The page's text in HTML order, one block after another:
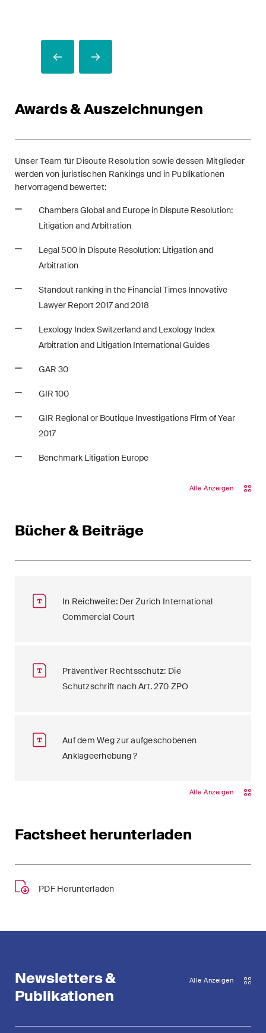
Awards & Auszeichnungen
Unser Team für Disoute Resolution sowie dessen Mitglieder
werden von juristischen Rankings und in Publikationen
hervorragend bewertet:
Chambers Global and Europe in Dispute Resolution:
Litigation and Arbitration
Legal 500 in Dispute Resolution: Litigation and
Arbitration
Standout ranking in the Financial Times Innovative
Lawyer Report 2017 and 2018
Lexology Index Switzerland and Lexology Index
Arbitration and Litigation International Guides
GAR 30
GIR 100
GIR Regional or Boutique Investigations Firm of Year
2017
Benchmark Litigation Europe
Alle Anzeigen
Bücher & Beiträge
In Reichweite: Der Zurich International
Commercial Court
Präventiver Rechtsschutz: Die
Schutzschrift nach Art. 270 ZPO
Auf dem Weg zur aufgeschobenen
Anklageerhebung ?
Alle Anzeigen
Factsheet herunterladen
PDF Herunterladen
Newsletters &
Publikationen
Alle Anzeigen